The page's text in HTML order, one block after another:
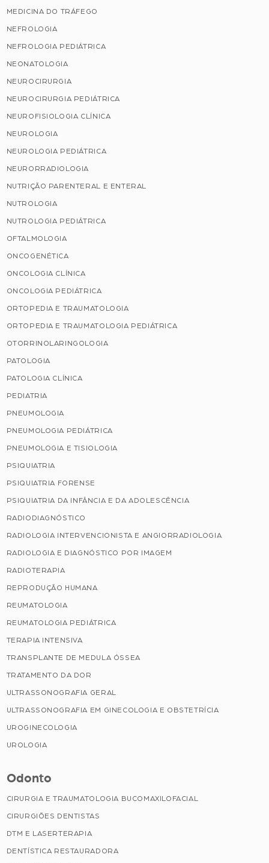
MEDICINA DO TRÁFEGO
NEFROLOGIA
NEFROLOGIA PEDIÁTRICA
NEONATOLOGIA
NEUROCIRURGIA
NEUROCIRURGIA PEDIÁTRICA
NEUROFISIOLOGIA CLÍNICA
NEUROLOGIA
NEUROLOGIA PEDIÁTRICA
NEURORRADIOLOGIA
NUTRIÇÃO PARENTERAL E ENTERAL
NUTROLOGIA
NUTROLOGIA PEDIÁTRICA
OFTALMOLOGIA
ONCOGENÉTICA
ONCOLOGIA CLÍNICA
ONCOLOGIA PEDIÁTRICA
ORTOPEDIA E TRAUMATOLOGIA
ORTOPEDIA E TRAUMATOLOGIA PEDIÁTRICA
OTORRINOLARINGOLOGIA
PATOLOGIA
PATOLOGIA CLÍNICA
PEDIATRIA
PNEUMOLOGIA
PNEUMOLOGIA PEDIÁTRICA
PNEUMOLOGIA E TISIOLOGIA
PSIQUIATRIA
PSIQUIATRIA FORENSE
PSIQUIATRIA DA INFÂNCIA E DA ADOLESCÊNCIA
RADIODIAGNÓSTICO
RADIOLOGIA INTERVENCIONISTA E ANGIORRADIOLOGIA
RADIOLOGIA E DIAGNÓSTICO POR IMAGEM
RADIOTERAPIA
REPRODUÇÃO HUMANA
REUMATOLOGIA
REUMATOLOGIA PEDIÁTRICA
TERAPIA INTENSIVA
TRANSPLANTE DE MEDULA ÓSSEA
TRATAMENTO DA DOR
ULTRASSONOGRAFIA GERAL
ULTRASSONOGRAFIA EM GINECOLOGIA E OBSTETRÍCIA
UROGINECOLOGIA
UROLOGIA
Odonto
CIRURGIA E TRAUMATOLOGIA BUCOMAXILOFACIAL
CIRURGIÕES DENTISTAS
DTM E LASERTERAPIA
DENTÍSTICA RESTAURADORA